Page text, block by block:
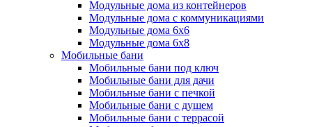
Модульные дома из контейнеров
Модульные дома с коммуникациями
Модульные дома 6x6
Модульные дома 6x8
Мобильные бани
Мобильные бани под ключ
Мобильные бани для дачи
Мобильные бани с печкой
Мобильные бани с душем
Мобильные бани с террасой
Строительные блок-контейнеры